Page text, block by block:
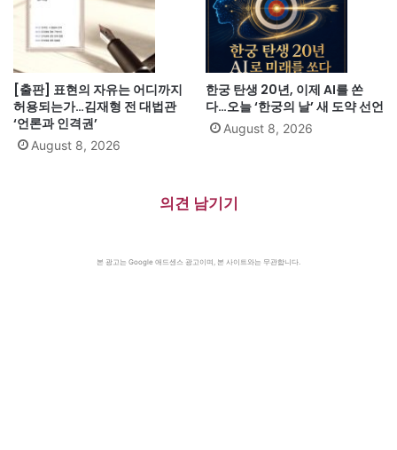
[출판] 표현의 자유는 어디까지
허용되는가…김재형 전 대법관
‘언론과 인격권’
August 8, 2026
한궁 탄생 20년, 이제 AI를 쏜
다…오늘 ‘한궁의 날’ 새 도약 선언
August 8, 2026
의견 남기기
본 광고는 Google 애드센스 광고이며, 본 사이트와는 무관합니다.